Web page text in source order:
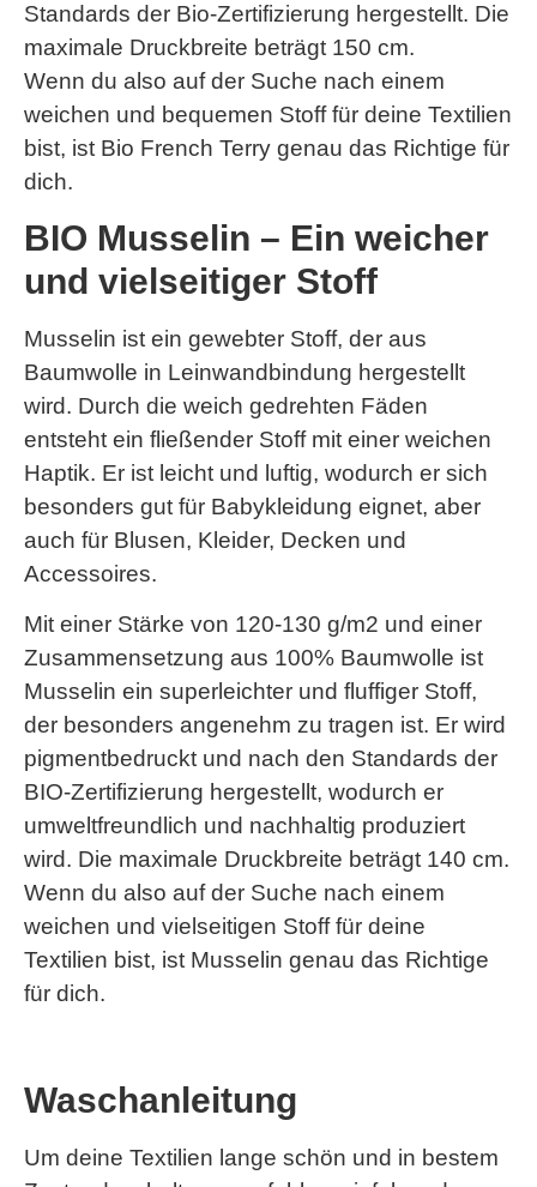
Standards der Bio-Zertifizierung hergestellt. Die
maximale Druckbreite beträgt 150 cm.
Wenn du also auf der Suche nach einem
weichen und bequemen Stoff für deine Textilien
bist, ist Bio French Terry genau das Richtige für
dich.
BIO Musselin – Ein weicher
und vielseitiger Stoff
Musselin ist ein gewebter Stoff, der aus
Baumwolle in Leinwandbindung hergestellt
wird. Durch die weich gedrehten Fäden
entsteht ein fließender Stoff mit einer weichen
Haptik. Er ist leicht und luftig, wodurch er sich
besonders gut für Babykleidung eignet, aber
auch für Blusen, Kleider, Decken und
Accessoires.
Mit einer Stärke von 120-130 g/m2 und einer
Zusammensetzung aus 100% Baumwolle ist
Musselin ein superleichter und fluffiger Stoff,
der besonders angenehm zu tragen ist. Er wird
pigmentbedruckt und nach den Standards der
BIO-Zertifizierung hergestellt, wodurch er
umweltfreundlich und nachhaltig produziert
wird. Die maximale Druckbreite beträgt 140 cm.
Wenn du also auf der Suche nach einem
weichen und vielseitigen Stoff für deine
Textilien bist, ist Musselin genau das Richtige
für dich.
Waschanleitung
Um deine Textilien lange schön und in bestem